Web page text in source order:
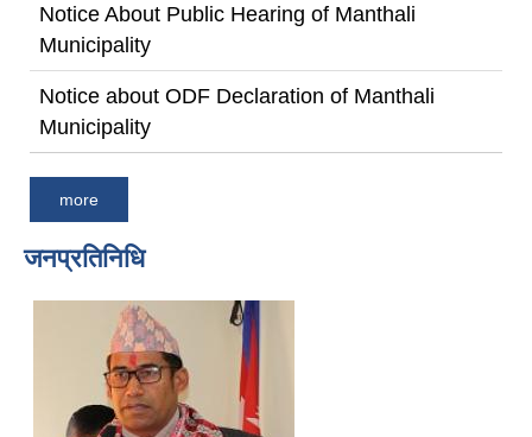
Notice About Public Hearing of Manthali
Municipality
Notice about ODF Declaration of Manthali
Municipality
more
जनप्रतिनिधि